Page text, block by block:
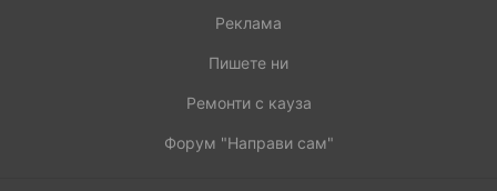
Реклама
Пишете ни
Ремонти с кауза
Форум "Направи сам"